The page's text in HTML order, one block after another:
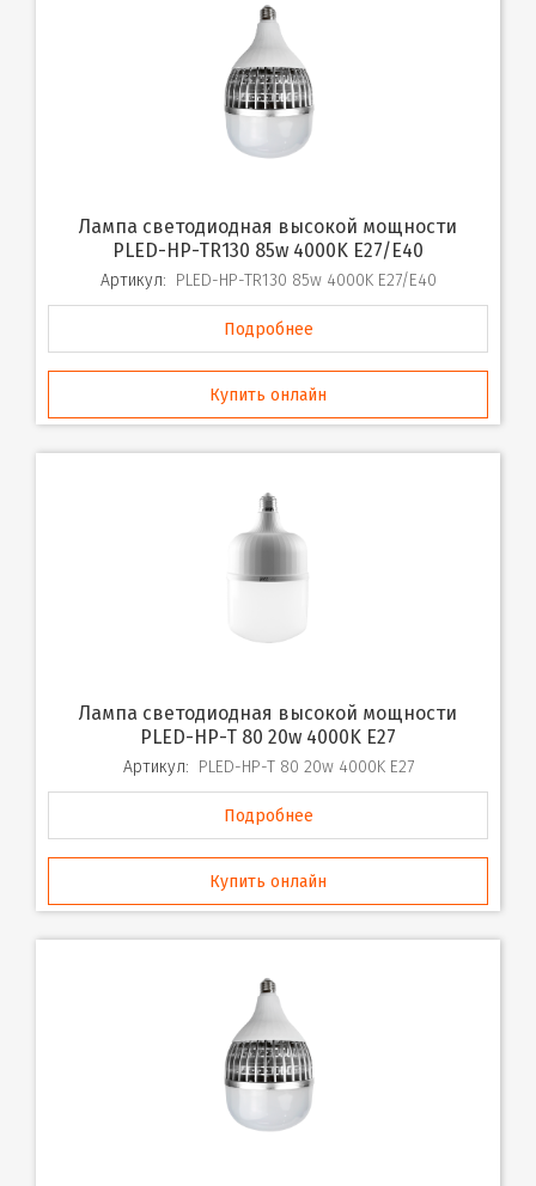
Лампа светодиодная высокой мощности
PLED-HP-TR130 85w 4000K E27/E40
Артикул: PLED-HP-TR130 85w 4000K E27/E40
Подробнее
Купить онлайн
Лампа светодиодная высокой мощности
PLED-HP-T 80 20w 4000K E27
Артикул: PLED-HP-T 80 20w 4000K E27
Подробнее
Купить онлайн